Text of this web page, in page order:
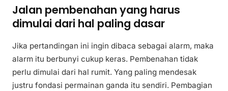
Jalan pembenahan yang harus
dimulai dari hal paling dasar
Jika pertandingan ini ingin dibaca sebagai alarm, maka
alarm itu berbunyi cukup keras. Pembenahan tidak
perlu dimulai dari hal rumit. Yang paling mendesak
justru fondasi permainan ganda itu sendiri. Pembagian